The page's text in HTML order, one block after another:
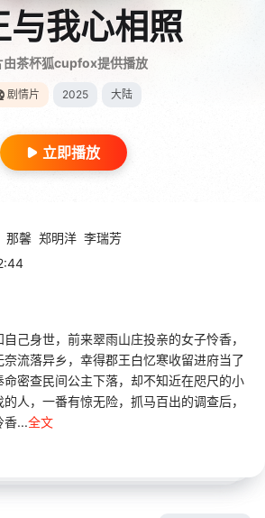
与我心相照
由茶杯狐cupfox提供播放
剧情片 2025 大陆
立即播放
那馨 郑明洋 李瑞芳
己身世，前来翠雨山庄投亲的女子怜香，
流落异乡，幸得郡王白忆寒收留进府当了
命密查民间公主下落，却不知近在咫尺的小
人，一番有惊无险，抓马百出的调查后，
香...全文